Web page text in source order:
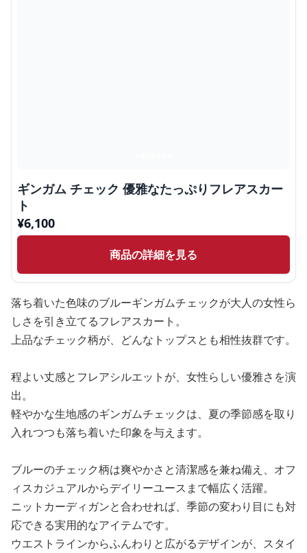
ギンガム チェック 優雅なたっぷりフレアスカー
ト
¥6,100
商品の詳細を見る
落ち着いた色味のブルーギンガムチェックが大人の女性ら
しさを引き立てるフレアスカート。
上品なチェック柄が、どんなトップスとも相性抜群です。
程よい丈感とフレアシルエットが、女性らしい優雅さを演
出。
軽やかな生地感のギンガムチェックは、夏の季節感を取り
入れつつも落ち着いた印象を与えます。
ブルーのチェック柄は爽やかさと清潔感を兼ね備え、オフ
ィスカジュアルからデイリーユースまで幅広く活躍。
ニットカーディガンと合わせれば、季節の変わり目にも対
応できる実用的なアイテムです。
ウエストラインからふんわりと広がるデザインが、スタイ